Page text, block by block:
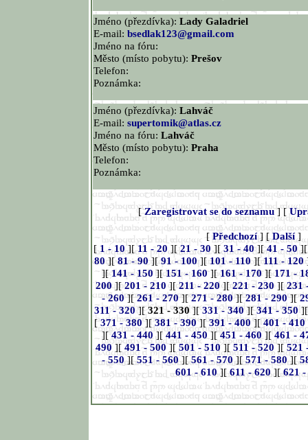
Jméno (přezdívka): Lady Galadriel
E-mail: bsedlak123@gmail.com
Jméno na fóru:
Město (místo pobytu): Prešov
Telefon:
Poznámka:
Jméno (přezdívka): Lahváč
E-mail: supertomik@atlas.cz
Jméno na fóru: Lahváč
Město (místo pobytu): Praha
Telefon:
Poznámka:
[Zaregistrovat se do seznamu] [
[Předchozí] [ Další]
[1 - 10][11 - 20][21 - 30][31 - 40][41 - 50
80][81 - 90][91 - 100][101 - 110][111 - 120
][141 - 150][151 - 160][161 - 170][171 -
200][201 - 210][211 - 220][221 - 230][231
- 260][261 - 270][271 - 280][281 - 290][
311 - 320][321 - 330][331 - 340][341 - 350
[371 - 380][381 - 390][391 - 400][401 - 410
][431 - 440][441 - 450][451 - 460][461 -
490][491 - 500][501 - 510][511 - 520][521
- 550][551 - 560][561 - 570][571 - 580][
601 - 610][611 - 620][621